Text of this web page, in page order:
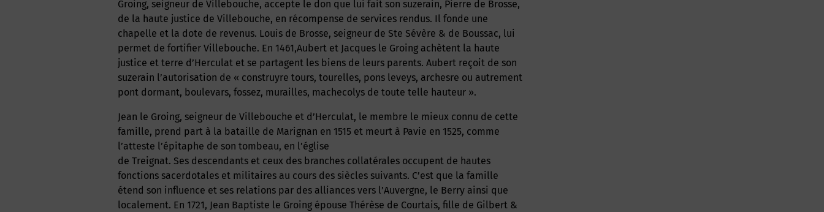
Groing, seigneur de Villebouche, accepte le don que lui fait son suzerain, Pierre de Brosse,
de la haute justice de Villebouche, en récompense de services rendus. Il fonde une
chapelle et la dote de revenus. Louis de Brosse, seigneur de Ste Sévère & de Boussac, lui
permet de fortifier Villebouche. En 1461,Aubert et Jacques le Groing achètent la haute
justice et terre d’Herculat et se partagent les biens de leurs parents. Aubert reçoit de son
suzerain l’autorisation de « construyre tours, tourelles, pons leveys, archesre ou autrement
pont dormant, boulevars, fossez, murailles, machecolys de toute telle hauteur ».
Jean le Groing, seigneur de Villebouche et d’Herculat, le membre le mieux connu de cette
famille, prend part à la bataille de Marignan en 1515 et meurt à Pavie en 1525, comme
l’atteste l’épitaphe de son tombeau, en l’église
de Treignat. Ses descendants et ceux des branches collatérales occupent de hautes
fonctions sacerdotales et militaires au cours des siècles suivants. C’est que la famille
étend son influence et ses relations par des alliances vers l’Auvergne, le Berry ainsi que
localement. En 1721, Jean Baptiste le Groing épouse Thérèse de Courtais, fille de Gilbert &